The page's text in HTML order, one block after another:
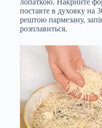
поставте в духовку на
рештою пармезану,
розплавиться.